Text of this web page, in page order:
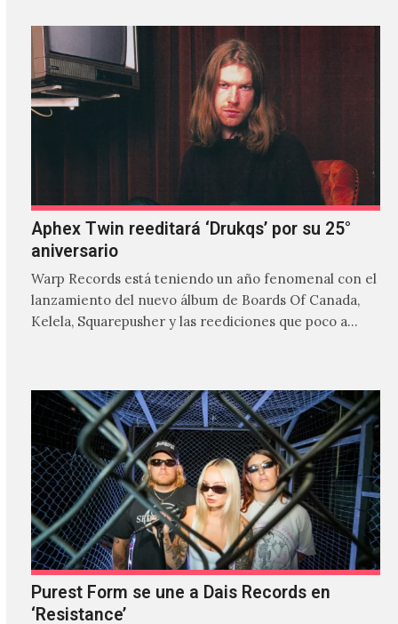
Aphex Twin reeditará ‘Drukqs’ por su 25°
aniversario
Warp Records está teniendo un año fenomenal con el
lanzamiento del nuevo álbum de Boards Of Canada,
Kelela, Squarepusher y las reediciones que poco a…
Purest Form se une a Dais Records en
‘Resistance’